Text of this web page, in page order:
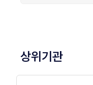
상위기관